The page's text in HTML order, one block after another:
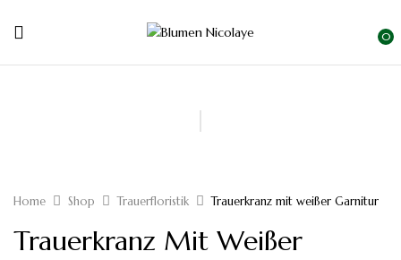
0
Home Shop Trauerfloristik Trauerkranz mit weißer Garnitur
Trauerkranz Mit Weißer